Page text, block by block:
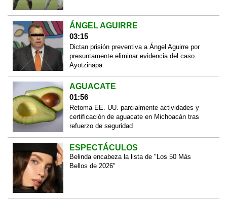
ÁNGEL AGUIRRE
03:15
Dictan prisión preventiva a Ángel Aguirre por
presuntamente eliminar evidencia del caso
Ayotzinapa
AGUACATE
01:56
Retoma EE. UU. parcialmente actividades y
certificación de aguacate en Michoacán tras
refuerzo de seguridad
ESPECTÁCULOS
Belinda encabeza la lista de "Los 50 Más
Bellos de 2026"